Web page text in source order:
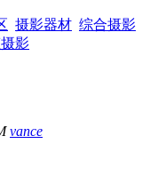
摄影器材 综合摄影
影
vance